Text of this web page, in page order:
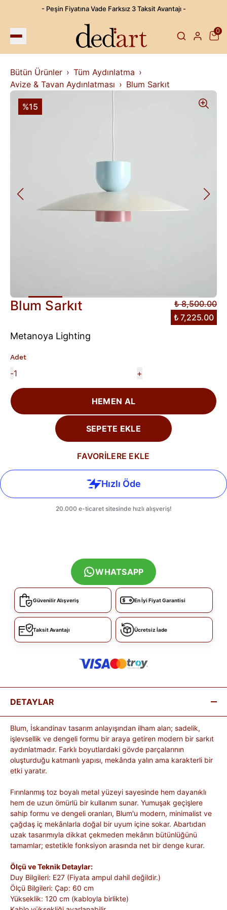
- Peşin Fiyatına Vade Farksız 3 Taksit Avantajı -
0
Bütün Ürünler
Tüm Aydınlatma
Avize & Tavan Aydınlatması
Blum Sarkıt
%15
Blum Sarkıt
₺ 8,500.00
₺ 7,225.00
Metanoya Lighting
Adet
- +
HEMEN AL
SEPETE EKLE
FAVORİLERE EKLE
WHATSAPP
Güvenilir Alışveriş En İyi Fiyat Garantisi
Taksit Avantajı Ücretsiz İade
DETAYLAR
Blum, İskandinav tasarım anlayışından ilham alan; sadelik,
işlevsellik ve dengeli formu bir araya getiren modern bir sarkıt
aydınlatmadır. Farklı boyutlardaki gövde parçalarının
oluşturduğu katmanlı yapısı, mekânda yalın ama karakterli bir
etki yaratır.
Fırınlanmış toz boyalı metal yüzeyi sayesinde hem dayanıklı
hem de uzun ömürlü bir kullanım sunar. Yumuşak geçişlere
sahip formu ve dengeli oranları, Blum'u modern, minimalist ve
çağdaş iç mekânlarla doğal bir uyum içine sokar. Abartıdan
uzak tasarımıyla dikkat çekmeden mekânın bütünlüğünü
tamamlar; estetikle fonksiyon arasında net bir denge kurar.
Ölçü ve Teknik Detaylar:
Duy Bilgileri: E27 (Fiyata ampul dahil değildir.)
Ölçü Bilgileri: Çap: 60 cm
Yükseklik: 120 cm (kabloyla birlikte)